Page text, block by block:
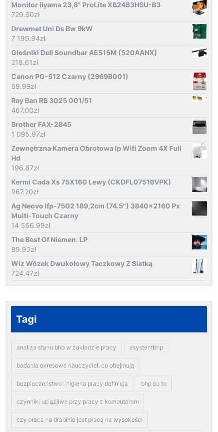
Monitor iiyama 23,8" ProLite XB2483HSU-B3
729.60zł
Drewmet Uni Ds Bw 9kW
7 199.94zł
Głośniki Dell Soundbar AE515M (520AANX)
218.61zł
Canon PG-512 Czarny (2969B001)
69.99zł
Ray Ban RB 3025 001/51
467.00zł
Brother FAX-2845
1 095.97zł
Zewnętrzna Kamera Obrotowa Ip Wifi Zoom 4X Full
Hd
196.87zł
Kermi Cada Xs 75X160 Lewy (CKDFL07516VPK)
967.20zł
Ag Neovo Ifp-7502 189,2cm (74.5") 3840x2160 Px
Multi-Touch Czarny
14 566.99zł
The Best Of Niemen. LP
89.90zł
Wiz Wózek Dwukołowy Taczkowy Z Siatką
724.47zł
Tagi
analiza stanu bhp w zakładzie pracy asystentbhp
badania okresowe nauczycieli co obejmują
bezpieczeństwo i higiena pracy definicja bhp co to
czynniki uciążliwe przy pracy z komputerem
czy praca na drabinie jest pracą na wysokości